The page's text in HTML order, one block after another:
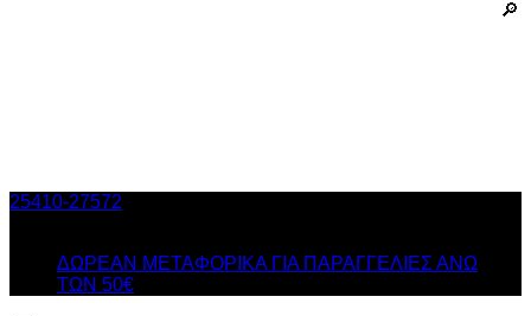
25410-27572
ΔΩΡΕΑΝ ΜΕΤΑΦΟΡΙΚΑ ΓΙΑ ΠΑΡΑΓΓΕΛΙΕΣ ΑΝΩ
ΤΩΝ 50€